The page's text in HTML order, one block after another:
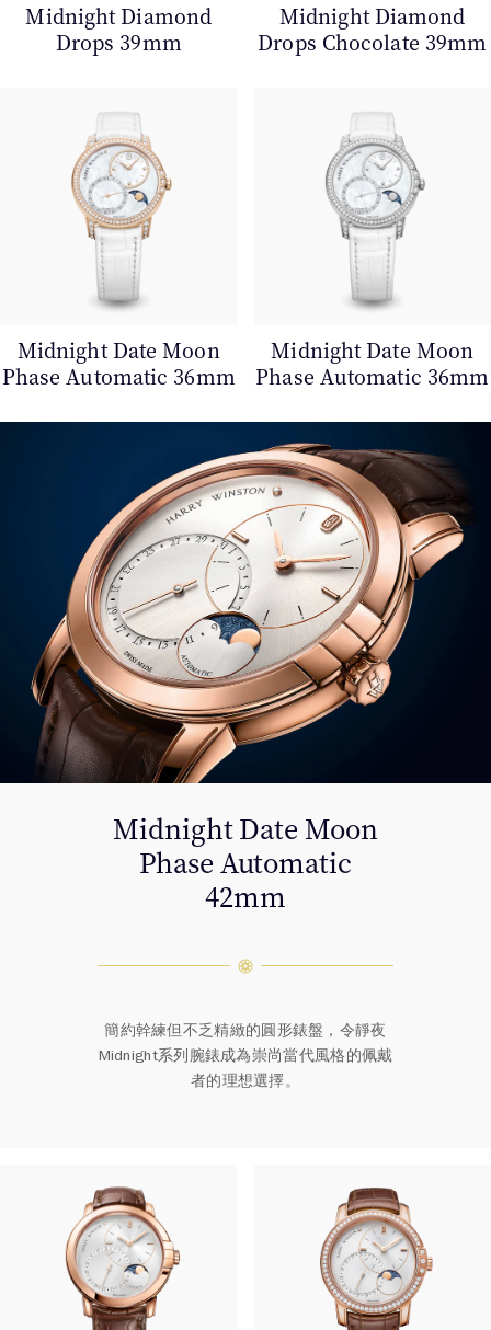
Midnight Diamond
Drops 39mm
Midnight Diamond
Drops Chocolate 39mm
Midnight Date Moon
Phase Automatic 36mm
Midnight Date Moon
Phase Automatic 36mm
Midnight Date Moon
Phase Automatic
42mm
簡約幹練但不乏精緻的圓形錶盤，令靜夜
Midnight系列腕錶成為崇尚當代風格的佩戴
者的理想選擇。